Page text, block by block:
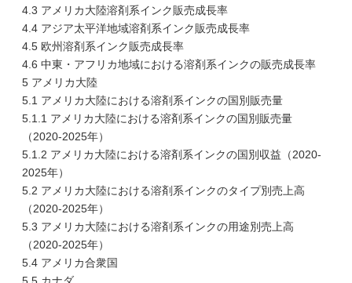
4.3 アメリカ大陸溶剤系インク販売成長率
4.4 アジア太平洋地域溶剤系インク販売成長率
4.5 欧州溶剤系インク販売成長率
4.6 中東・アフリカ地域における溶剤系インクの販売成長率
5 アメリカ大陸
5.1 アメリカ大陸における溶剤系インクの国別販売量
5.1.1 アメリカ大陸における溶剤系インクの国別販売量
（2020-2025年）
5.1.2 アメリカ大陸における溶剤系インクの国別収益（2020-
2025年）
5.2 アメリカ大陸における溶剤系インクのタイプ別売上高
（2020-2025年）
5.3 アメリカ大陸における溶剤系インクの用途別売上高
（2020-2025年）
5.4 アメリカ合衆国